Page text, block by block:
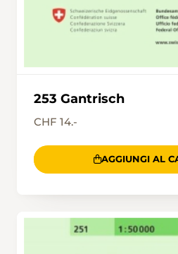
253 Gantrisch
CHF 14.-
AGGIUNGI AL